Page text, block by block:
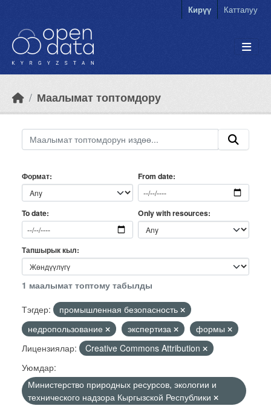
Кирүү Катталуу
Маалымат топтомдору
Формат From date
To date Only with resources
Тапшырык кыл
1 маалымат топтому табылды
Тэгдер:
промышленная безопасность
недропользование
экспертиза
формы
Лицензиялар:
Creative Commons Attribution
Уюмдар:
Министерство природных ресурсов, экологии и
технического надзора Кыргызской Республики